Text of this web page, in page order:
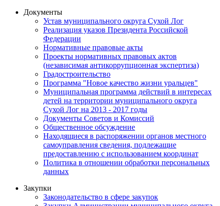
Документы
Устав муниципального округа Сухой Лог
Реализация указов Президента Российской
Федерации
Нормативные правовые акты
Проекты нормативных правовых актов
(независимая антикоррупционная экспертиза)
Градостроительство
Программа "Новое качество жизни уральцев"
Муниципальная программа действий в интересах
детей на территории муниципального округа
Сухой Лог на 2013 - 2017 годы
Документы Советов и Комиссий
Общественное обсуждение
Находящиеся в распоряжении органов местного
самоуправления сведения, подлежащие
предоставлению с использованием координат
Политика в отношении обработки персональных
данных
Закупки
Законодательство в сфере закупок